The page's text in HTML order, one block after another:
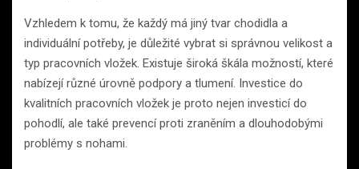
Vzhledem k tomu, že každý má jiný tvar chodidla a
individuální potřeby, je důležité vybrat si správnou velikost a
typ pracovních vložek. Existuje široká škála možností, které
nabízejí různé úrovně podpory a tlumení. Investice do
kvalitních pracovních vložek je proto nejen investicí do
pohodlí, ale také prevencí proti zraněním a dlouhodobými
problémy s nohami.